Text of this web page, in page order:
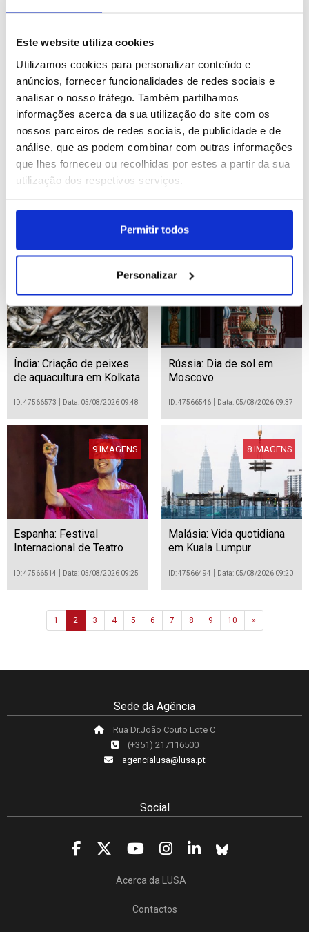
Este website utiliza cookies
Utilizamos cookies para personalizar conteúdo e
anúncios, fornecer funcionalidades de redes sociais e
analisar o nosso tráfego. Também partilhamos
informações acerca da sua utilização do site com os
nossos parceiros de redes sociais, de publicidade e de
análise, que as podem combinar com outras informações
que lhes forneceu ou recolhidas por estes a partir da sua
utilização dos respetivos serviços.
Permitir todos
Personalizar
rua em Londres
ID: 47571944 Data: 06/08/2026 09:13 ID: 47571936 Data: 06/08/2026 09:10
com baixo nível de água
Data: 06/08/2026 09:07
comemora 60 anos
ID: 47571901
17 IMAGENS
Índia: Criação de peixes
de aquacultura em Kolkata
ID: 47566573 Data: 05/08/2026 09:48
Rússia: Dia de sol em
Moscovo
ID: 47566546 Data: 05/08/2026 09:37
9 IMAGENS
Espanha: Festival
Internacional de Teatro
ID: 47566514 Data: 05/08/2026 09:25
8 IMAGENS
Malásia: Vida quotidiana
em Kuala Lumpur
ID: 47566494 Data: 05/08/2026 09:20
1 2 3 4 5 6 7 8 9 10 »Next
Sede da Agência
Rua Dr.João Couto Lote C
(+351) 217116500
agencialusa@lusa.pt
Social
Acerca da LUSA
Contactos